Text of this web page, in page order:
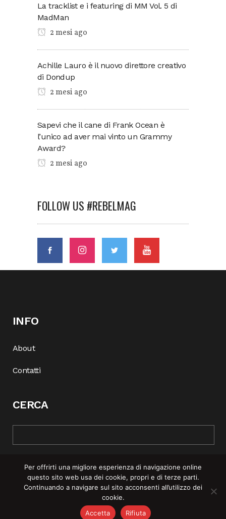
La tracklist e i featuring di MM Vol. 5 di
MadMan
2 mesi ago
Achille Lauro è il nuovo direttore creativo
di Dondup
2 mesi ago
Sapevi che il cane di Frank Ocean è
l’unico ad aver mai vinto un Grammy
Award?
2 mesi ago
FOLLOW US #REBELMAG
INFO
About
Contatti
CERCA
© COPYRIGHT 2025 | REBEL MAG —
POLICY
Per offrirti una migliore esperienza di navigazione online
questo sito web usa dei cookie, propri e di terze parti.
Continuando a navigare sul sito acconsenti all’utilizzo dei
cookie.
Accetta
Rifiuta